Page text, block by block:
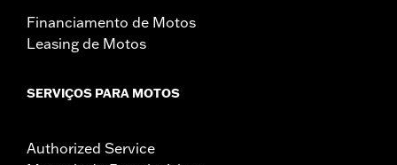
Financiamento de Motos
Leasing de Motos
SERVIÇOS PARA MOTOS
Authorized Service